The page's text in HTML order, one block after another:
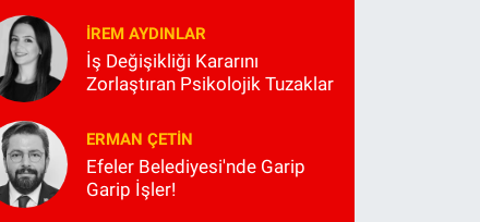
İREM AYDINLAR
İş Değişikliği Kararını
Zorlaştıran Psikolojik Tuzaklar
ERMAN ÇETIN
Efeler Belediyesi'nde Garip
Garip İşler!